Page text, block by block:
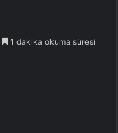
1 dakika okuma süresi